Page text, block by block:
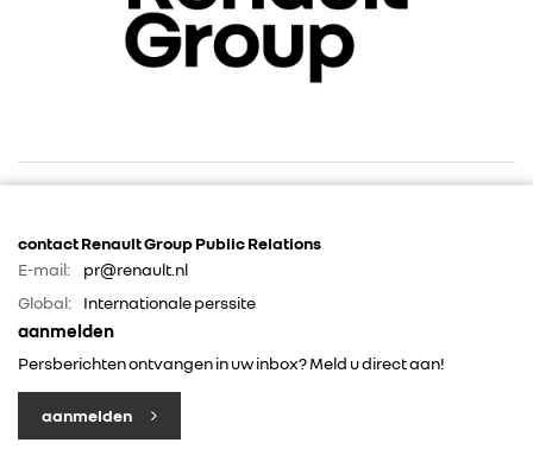
RENAULT
DACIA
contact Renault Group Public Relations
E-mail:
pr@renault.nl
Global:
Internationale perssite
aanmelden
Persberichten ontvangen in uw inbox? Meld u direct aan!
aanmelden